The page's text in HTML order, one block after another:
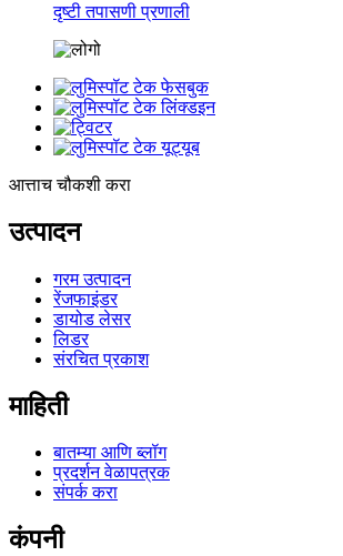
दृष्टी तपासणी प्रणाली
आत्ताच चौकशी करा
उत्पादन
गरम उत्पादन
रेंजफाइंडर
डायोड लेसर
लिडर
संरचित प्रकाश
माहिती
बातम्या आणि ब्लॉग
प्रदर्शन वेळापत्रक
संपर्क करा
कंपनी